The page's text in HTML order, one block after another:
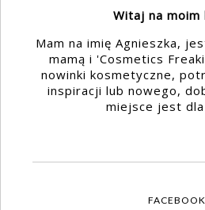
Witaj na moim
Mam na imię Agnieszka,
mamą i 'Cosmetics
nowinki kosmetyczne,
inspiracji lub nowego,
miejsce jest dla
FACEBOOK